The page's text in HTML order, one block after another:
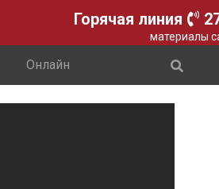
Горячая линия
материалы
Онлайн